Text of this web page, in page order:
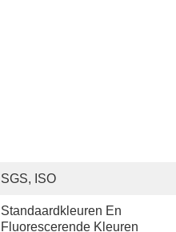
SGS, ISO
Standaardkleuren En
Fluorescerende Kleuren